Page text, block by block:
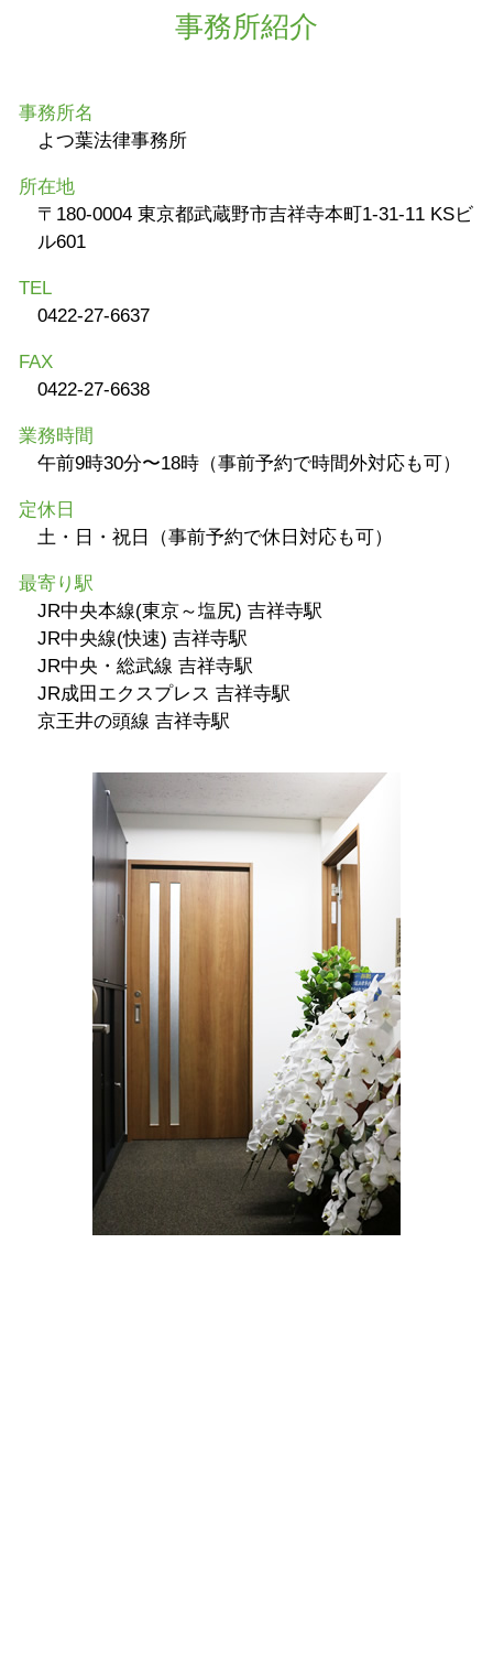
事務所紹介
事務所名
よつ葉法律事務所
所在地
〒180-0004 東京都武蔵野市吉祥寺本町1-31-11 KSビ
ル601
TEL
0422-27-6637
FAX
0422-27-6638
業務時間
午前9時30分〜18時（事前予約で時間外対応も可）
定休日
土・日・祝日（事前予約で休日対応も可）
最寄り駅
JR中央本線(東京～塩尻) 吉祥寺駅
JR中央線(快速) 吉祥寺駅
JR中央・総武線 吉祥寺駅
JR成田エクスプレス 吉祥寺駅
京王井の頭線 吉祥寺駅